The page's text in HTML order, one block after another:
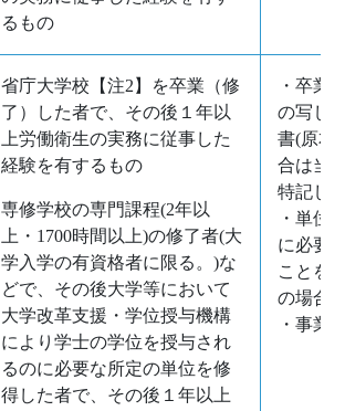
るもの
省庁大学校【注2】を卒業（修
了）した者で、その後１年以
上労働衛生の実務に従事した
経験を有するもの
専修学校の専門課程(2年以
上・1700時間以上)の修了者(大
学入学の有資格者に限る。)な
どで、その後大学等において
大学改革支援・学位授与機構
により学士の学位を授与され
るのに必要な所定の単位を修
得した者で、その後１年以上
・卒業
の写し
書(原本
合は当
特記し
・単位
に必要
ことを
の場合
・事業